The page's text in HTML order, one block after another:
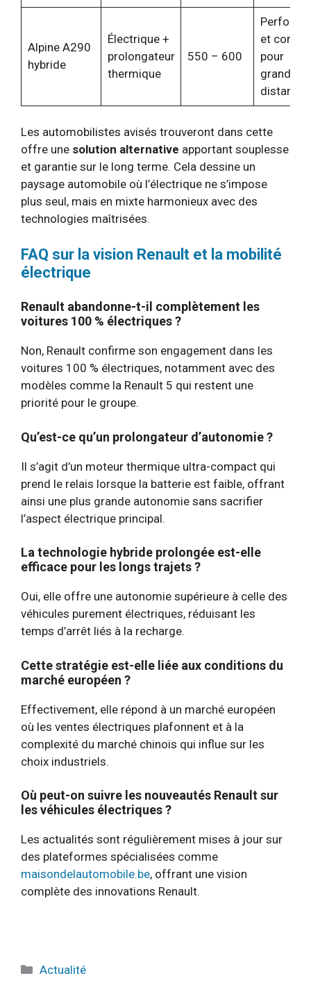
Alpine A290
hybride
Électrique +
prolongateur
thermique
550 – 600
et
pour
grandes
distances
Les automobilistes avisés trouveront dans cette
offre une solution alternative apportant souplesse
et garantie sur le long terme. Cela dessine un
paysage automobile où l’électrique ne s’impose
plus seul, mais en mixte harmonieux avec des
technologies maîtrisées.
FAQ sur la vision Renault et la mobilité
électrique
Renault abandonne-t-il complètement les
voitures 100 % électriques ?
Non, Renault confirme son engagement dans les
voitures 100 % électriques, notamment avec des
modèles comme la Renault 5 qui restent une
priorité pour le groupe.
Qu’est-ce qu’un prolongateur d’autonomie ?
Il s’agit d’un moteur thermique ultra-compact qui
prend le relais lorsque la batterie est faible, offrant
ainsi une plus grande autonomie sans sacrifier
l’aspect électrique principal.
La technologie hybride prolongée est-elle
efficace pour les longs trajets ?
Oui, elle offre une autonomie supérieure à celle des
véhicules purement électriques, réduisant les
temps d’arrêt liés à la recharge.
Cette stratégie est-elle liée aux conditions du
marché européen ?
Effectivement, elle répond à un marché européen
où les ventes électriques plafonnent et à la
complexité du marché chinois qui influe sur les
choix industriels.
Où peut-on suivre les nouveautés Renault sur
les véhicules électriques ?
Les actualités sont régulièrement mises à jour sur
des plateformes spécialisées comme
maisondelautomobile.be, offrant une vision
complète des innovations Renault.
Catégories
Actualité